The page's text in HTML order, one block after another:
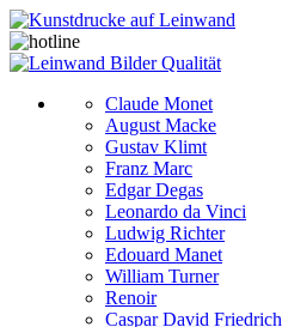
Claude Monet
August Macke
Gustav Klimt
Franz Marc
Edgar Degas
Leonardo da Vinci
Ludwig Richter
Edouard Manet
William Turner
Renoir
Caspar David Friedrich